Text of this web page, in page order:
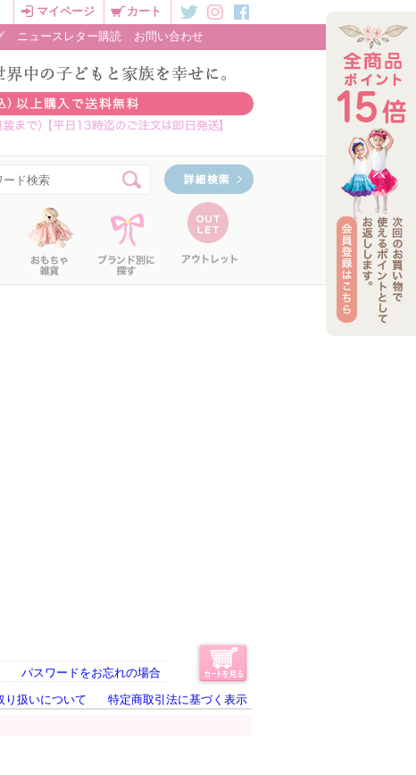
マイページ
カート
ニュースレター購読 お問い合わせ
パスワードをお忘れの場合
り扱いについて 特定商取引法に基づく表示